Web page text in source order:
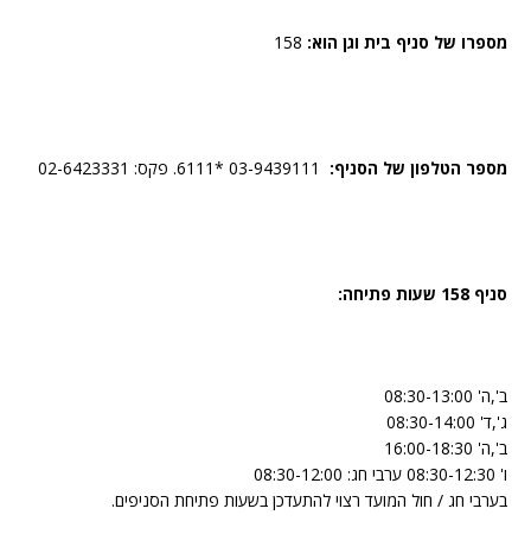
מספרו של סניף בית וגן הוא:
מספר הטלפון של הסניף:
סניף 158 שעות פתיחה:
ב',ה' 08:30-13:00
ג',ד' 08:30-14:00
ב',ה' 16:00-18:30
ו' 08:30-12:30 ערבי חג: 08:30-12:00
בערבי חג / חול המועד רצוי להתעדכן בשעות פתיחת הסניפים.